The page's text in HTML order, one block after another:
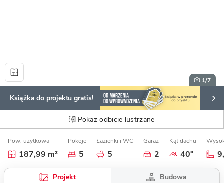
1/7
Książka do projektu gratis!
Pokaż odbicie lustrzane
Pow. użytkowa
187,99 m²
Pokoje
5
Łazienki i WC
5
Garaż
2
Kąt dachu
40°
Projekt Budowa